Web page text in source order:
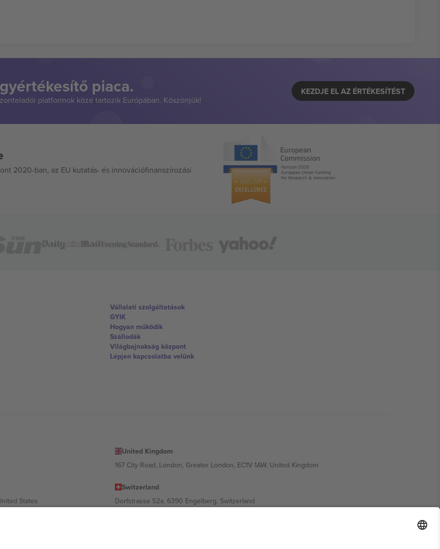
piaca.
platformok közé tartozik Európában. Köszönjük!
KEZDJE EL AZ ÉRTÉKESÍTÉST
2020-ban, az EU kutatás- és innovációfinanszírozási
Vállalati szolgáltatások
GYIK
Hogyan működik
Szállodák
Világbajnokság központ
Lépjen kapcsolatba velünk
United Kingdom
167 City Road, London, Greater London, EC1V 1AW, United Kingdom
States
Switzerland
Dorfstrasse 52a, 6390 Engelberg, Switzerland